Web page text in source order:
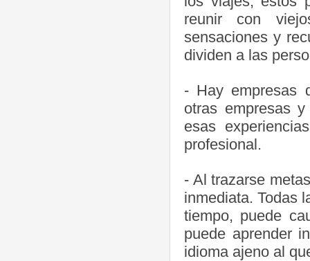
reunir con
sensaciones y
dividen a las
- Hay empresas
otras empresas
esas
profesional.
- Al trazarse
inmediata. Todas
tiempo, puede
puede aprender
idioma ajeno al